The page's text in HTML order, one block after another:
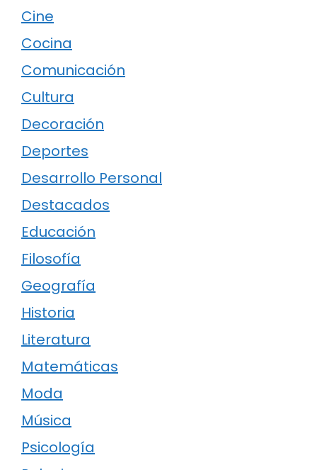
Cine
Cocina
Comunicación
Cultura
Decoración
Deportes
Desarrollo Personal
Destacados
Educación
Filosofía
Geografía
Historia
Literatura
Matemáticas
Moda
Música
Psicología